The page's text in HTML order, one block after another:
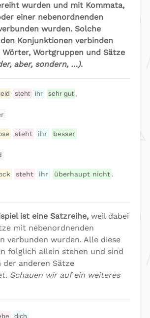
wurden und mit Kommata,
einer nebenordnenden
wurden. Solche
Konjunktionen verbinden
Wörter, Wortgruppen und Sätze
aber, sondern, …).
steht ihr sehr gut
steht ihr besser
steht ihr überhaupt nicht .
ist eine Satzreihe, weil dabei
mit nebenordnenden
verbunden wurden. Alle diese
folglich allein stehen und sind
der anderen Sätze
Schauen wir auf ein weiteres
dich